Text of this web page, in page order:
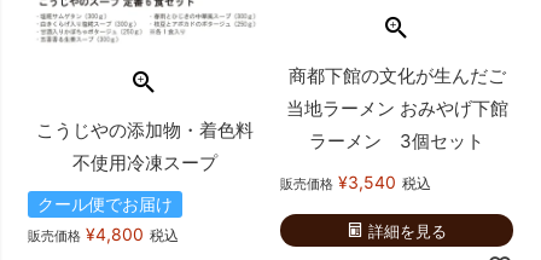
こうじやの添加物・着色料
不使用冷凍スープ
クール便でお届け
販売価格 ¥4,800 税込
商都下館の文化が生んだご
当地ラーメン おみやげ下館
ラーメン 3個セット
販売価格 ¥3,540 税込
詳細を見る